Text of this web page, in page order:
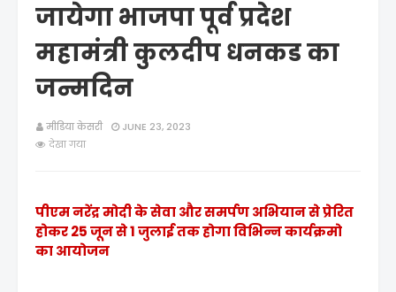
जायेगा भाजपा पूर्व प्रदेश
महामंत्री कुलदीप धनकड का
जन्मदिन
मीडिया केसरी
JUNE 23, 2023
देखा गया
पीएम नरेंद्र मोदी के सेवा और समर्पण अभियान से प्रेरित
होकर 25 जून से 1 जुलाई तक होगा विभिन्न कार्यक्रमो
का आयोजन